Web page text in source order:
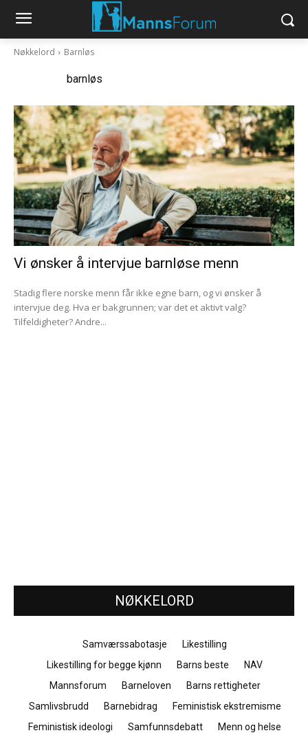
Nøkkelord Barnløs
barnløs
Vi ønsker å intervjue barnløse menn
Stadig flere norske menn får ikke egne barn, og vi ønsker å
intervjue deg. Hva er bakgrunnen; var det et aktivt valg?
Tilfeldigheter? Andre...
NØKKELORD
Samværssabotasje
Likestilling
Likestilling for begge kjønn
Barns beste
NAV
Mannsforum
Barneloven
Barns rettigheter
Samlivsbrudd
Barnebidrag
Feministisk ekstremisme
Feministisk ideologi
Samfunnsdebatt
Menn og helse